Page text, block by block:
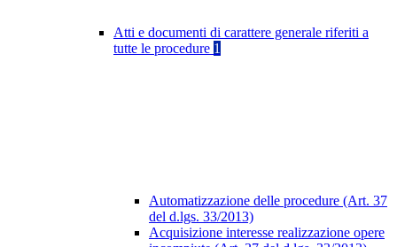
Atti e documenti di carattere generale riferiti a
tutte le procedure 1
Automatizzazione delle procedure (Art. 37
del d.lgs. 33/2013)
Acquisizione interesse realizzazione opere